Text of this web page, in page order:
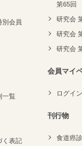
別会員
一覧
く表記
第65回
研究会
研究会
研究会
会員マイ
ログイン
刊行物
食道癌